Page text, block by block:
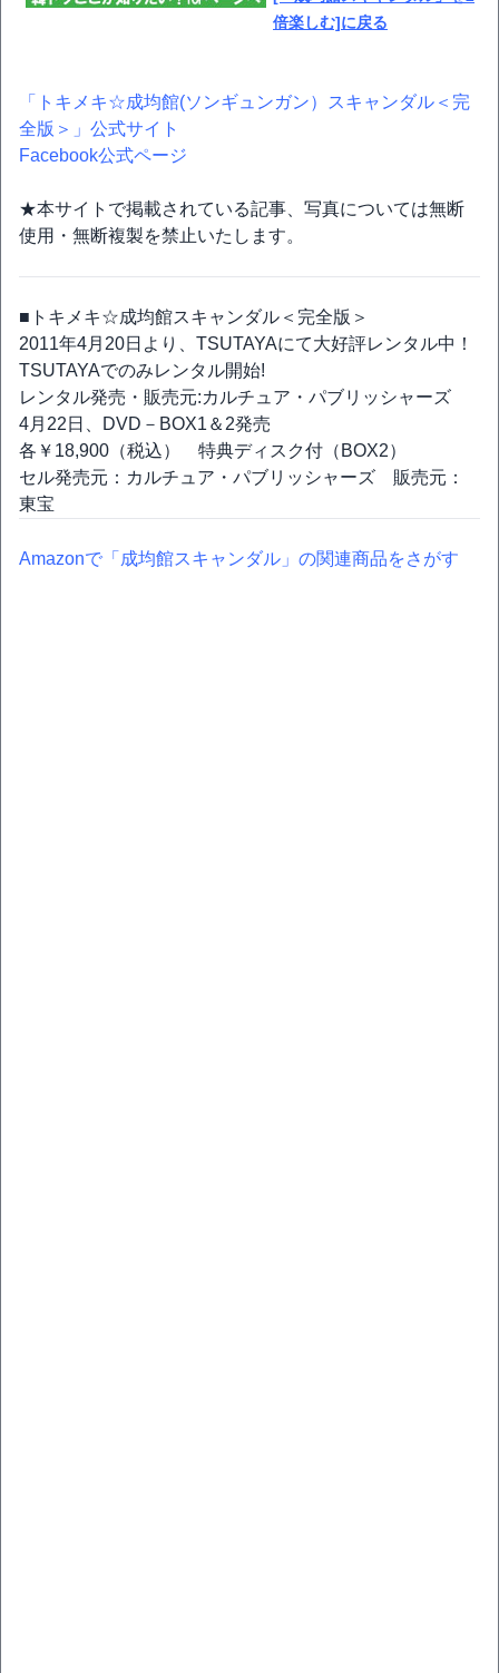
倍楽しむ]に戻る
「トキメキ☆成均館(ソンギュンガン）スキャンダル＜完
全版＞」公式サイト
Facebook公式ページ
★本サイトで掲載されている記事、写真については無断
使用・無断複製を禁止いたします。
■トキメキ☆成均館スキャンダル＜完全版＞
2011年4月20日より、TSUTAYAにて大好評レンタル中！
TSUTAYAでのみレンタル開始!
レンタル発売・販売元:カルチュア・パブリッシャーズ
4月22日、DVD－BOX1＆2発売
各￥18,900（税込） 特典ディスク付（BOX2）
セル発売元：カルチュア・パブリッシャーズ 販売元：
東宝
Amazonで「成均館スキャンダル」の関連商品をさがす